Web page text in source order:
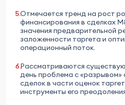
Отмечается тренд на рост
финансирования в сделках
значения предварительной
заложенности таргета и
операционный поток.
Рассматриваются
день проблема с
сделок в части оценок
инструменты его